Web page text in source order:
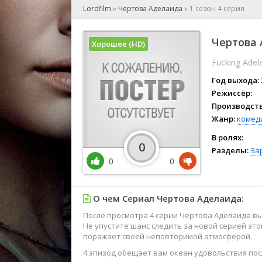
🕺 Мюзикл
👨‍💻
🎤 Ток-
🧙‍♀️
🏅
Lordfilm » Чертова Аделаида » 1 сезон 4 серия
Чертова
Fucking
Год выхода:
Режиссёр:
Жанр:
В ролях:
Разделы:
Хорошее (HD)
0
0
0
О чем Сериал Чертова Аделаида:
После просмотра 4 серии Чертова Аделаида
Не упустите шанс следить за новой серией
поражает своей неповторимой атмосферой.
4 эпизод обещает вам океан удовольствия